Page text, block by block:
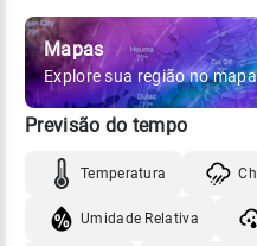
Mapas
Explore sua região no mapa
Previsão do tempo
Temperatura
Umidade Relativa